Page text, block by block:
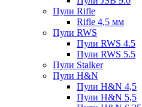
Пули Rifle
Rifle 4,5 мм
Пули RWS
Пули RWS 4.5
Пули RWS 5.5
Пули Stalker
Пули H&N
Пули H&N 4,5
Пули H&N 5,5